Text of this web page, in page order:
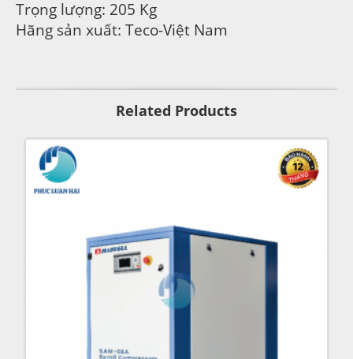
Trọng lượng: 205 Kg
Hãng sản xuất: Teco-Việt Nam
Related Products